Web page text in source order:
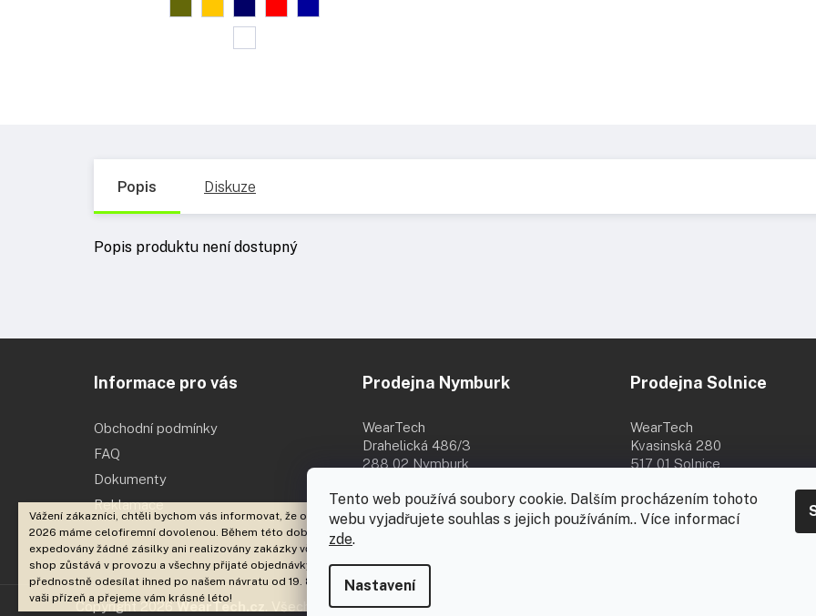
Tento web používá soubory cookie. Dalším procházením tohoto
webu vyjadřujete souhlas s jejich používáním.. Více informací
zde.
Nastavení
Vážení zákazníci, chtěli bychom vás informovat, že od 3. 8. 2026 do 18. 8.
2026 máme celofiremní dovolenou. Během této doby nebudou
expedovány žádné zásilky ani realizovány zakázky včetně brandingu. E-
shop zůstává v provozu a všechny přijaté objednávky začneme
přednostně odesílat ihned po našem návratu od 19. 8. 2026. Děkujeme za
vaši přízeň a přejeme vám krásné léto!
Popis Diskuze
Popis produktu není dostupný
Informace pro vás
Obchodní podmínky
FAQ
Dokumenty
Reklamace
Prodejna Nymburk
WearTech
Drahelická 486/3
288 02 Nymburk
Prodejna Solnice
WearTech
Kvasinská 280
517 01 Solnice
Copyright 2026 WearTech.cz . Všechna práva vyhrazena.